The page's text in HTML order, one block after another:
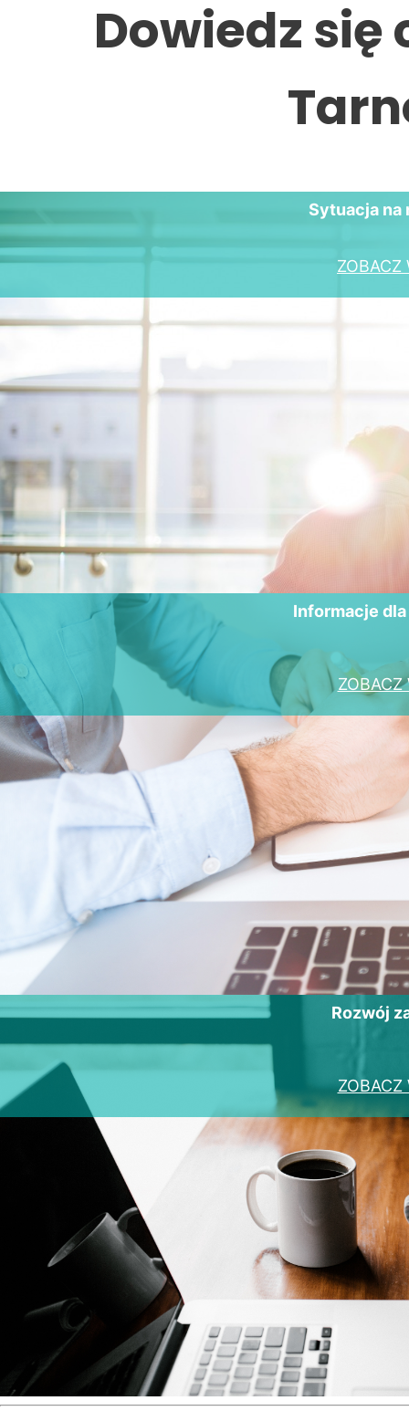
Dowiedz się
Sytuacja na
ZOBACZ
Informacje
ZOBACZ
Rozwój
ZOBACZ